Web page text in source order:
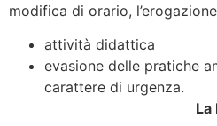
modifica di orario,
attività didattica
evasione delle pratiche
carattere di urgenza.
La